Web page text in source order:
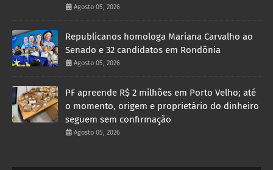
Agosto 05, 2026
Republicanos homologa Mariana Carvalho ao
Senado e 32 candidatos em Rondônia
Agosto 05, 2026
PF apreende R$ 2 milhões em Porto Velho; até
o momento, origem e proprietário do dinheiro
seguem sem confirmação
Agosto 05, 2026